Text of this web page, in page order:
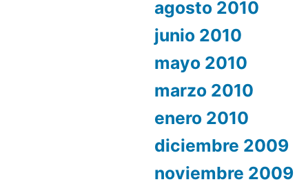
agosto 2010
junio 2010
mayo 2010
marzo 2010
enero 2010
diciembre 2009
noviembre 2009